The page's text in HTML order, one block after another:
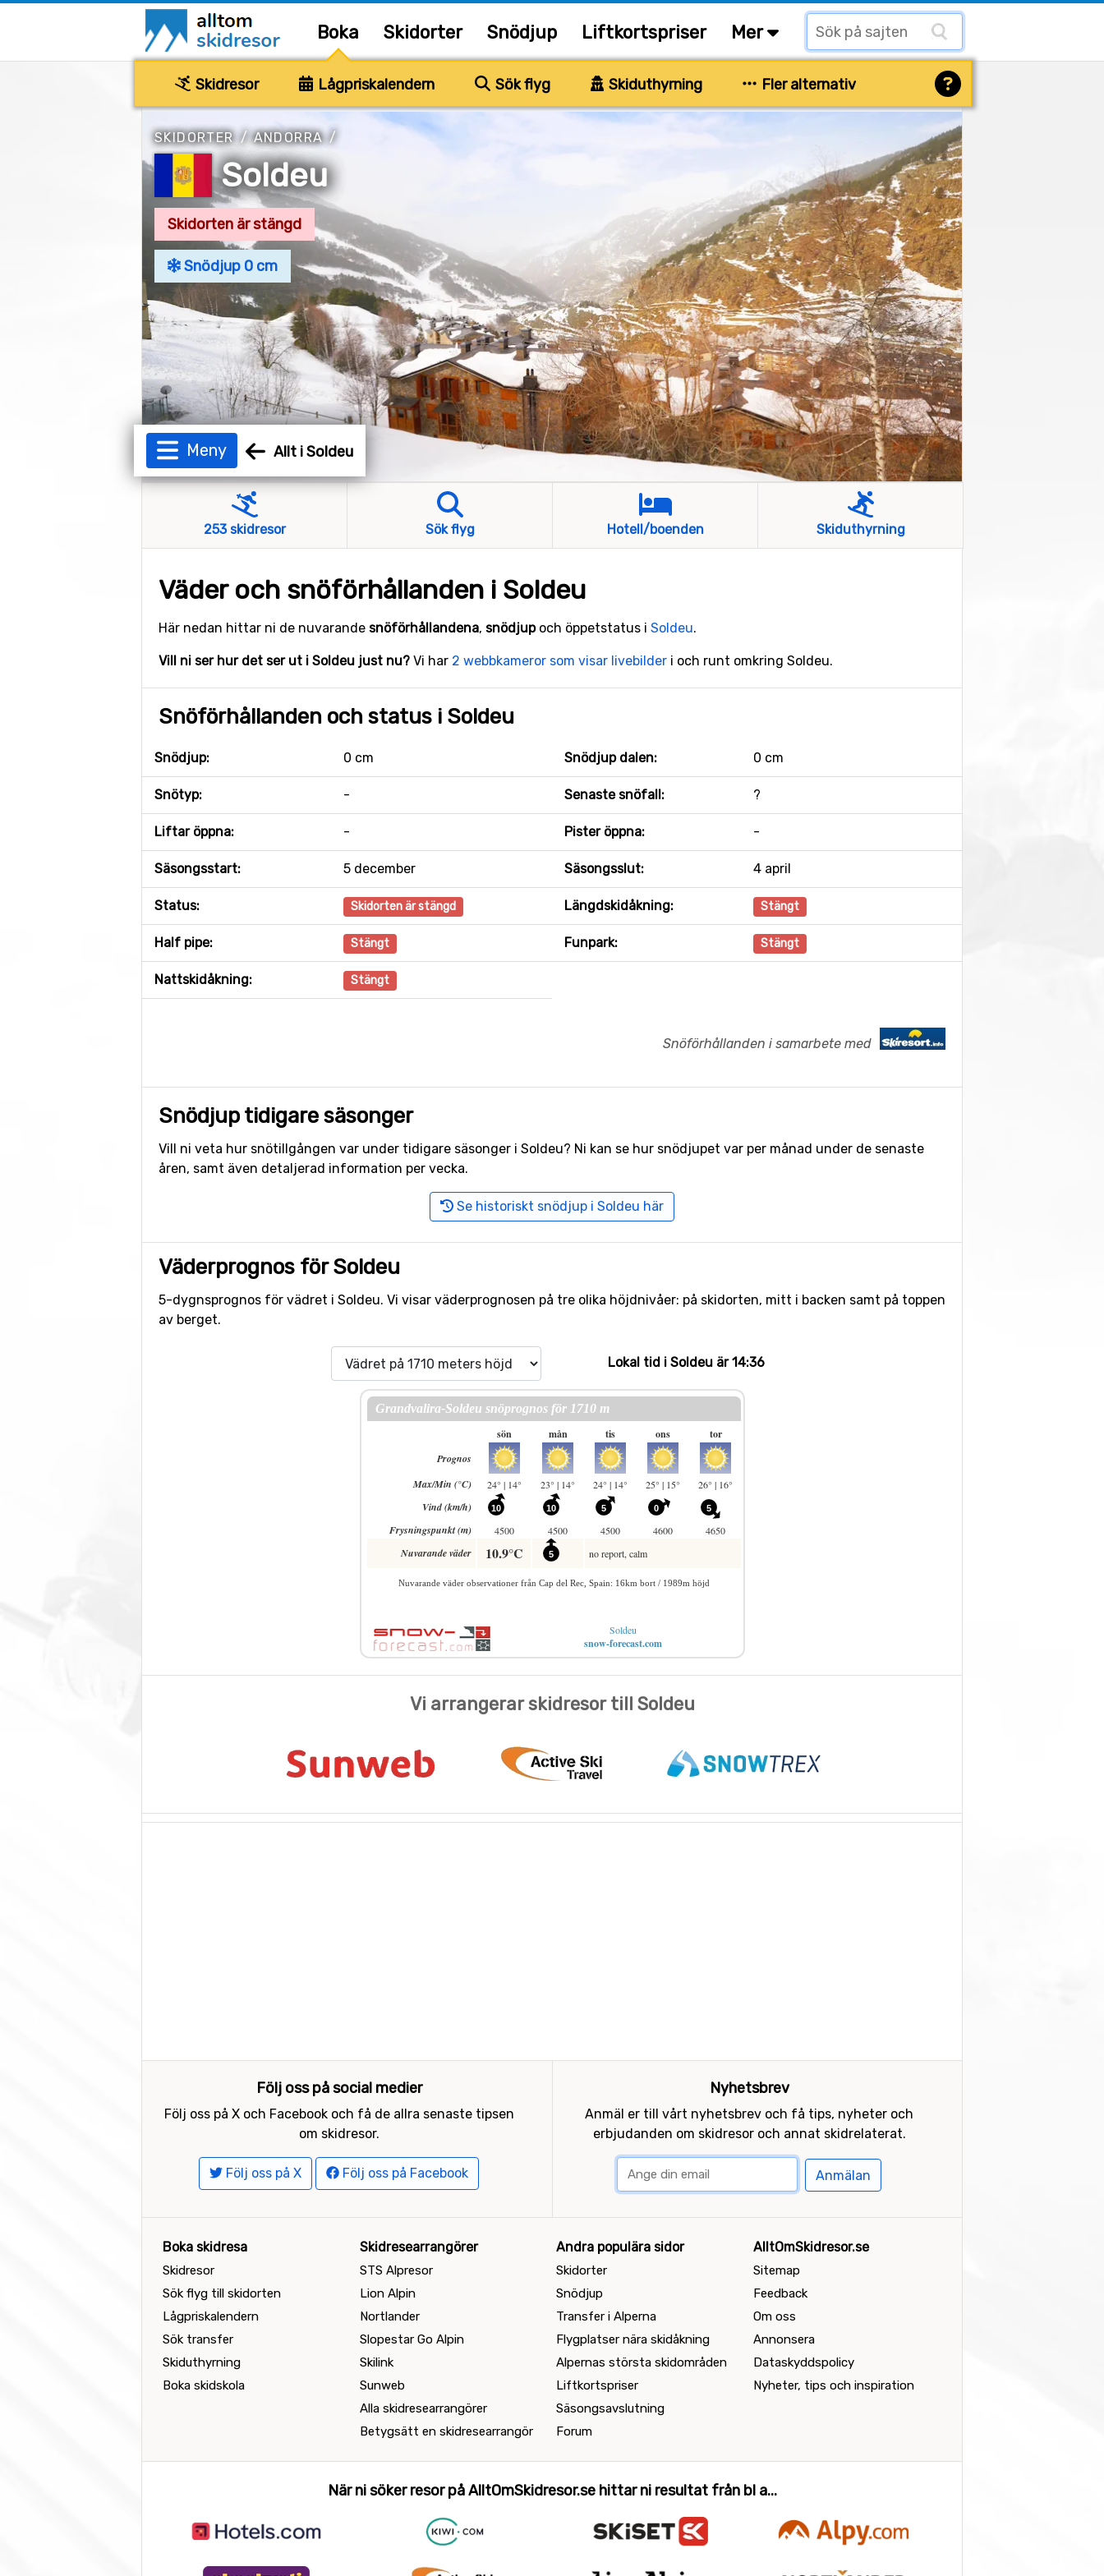
Boka Skidorter Snödjup Liftkortspriser Mer
Skidresor Lågpriskalendern Sök flyg Skiduthyrning Fler alternativ
SKIDORTER/ANDORRA/
Soldeu
Skidorten är stängd
Snödjup 0 cm
Meny Allt i Soldeu
253 skidresor Sök flyg Hotell/boenden Skiduthyrning
Väder och snöförhållanden i Soldeu
Här nedan hittar ni de nuvarande snöförhållandena, snödjupoch öppetstatus i Soldeu.
Vill ni ser hur det ser ut i Soldeu just nu? Vi har 2 webbkameror som visar livebilder i och runt omkring Soldeu.
Snöförhållanden och status i Soldeu
Snödjup: 0 cm Snödjup dalen: 0 cm
Snötyp: - Senaste snöfall: ?
Liftar öppna: - Pister öppna: -
Säsongsstart: 5 december Säsongsslut: 4 april
Status: Skidorten är stängd Längdskidåkning: Stängt
Half pipe: Stängt Funpark: Stängt
Nattskidåkning: Stängt
Snöförhållanden i samarbete med
Snödjup tidigare säsonger
Vill ni veta hur snötillgången var under tidigare säsonger i Soldeu? Ni kan se hur snödjupet var per månad under de senaste
åren, samt även detaljerad information per vecka.
Se historiskt snödjup i Soldeu här
Väderprognos för Soldeu
5-dygnsprognos för vädret i Soldeu. Vi visar väderprognosen på tre olika höjdnivåer: på skidorten, mitt i backen samt på toppen
av berget.
Lokal tid i Soldeu är 14:36
Soldeu
snow-forecast.com
Vi arrangerar skidresor till Soldeu
Följ oss på social medier
Följ oss på X och Facebook och få de allra senaste tipsen
om skidresor.
Följ oss på X Följ oss på Facebook
Nyhetsbrev
Anmäl er till vårt nyhetsbrev och få tips, nyheter och
erbjudanden om skidresor och annat skidrelaterat.
Anmälan
Boka skidresa
Skidresor
Sök flyg till skidorten
Lågpriskalendern
Sök transfer
Skiduthyrning
Boka skidskola
Skidresearrangörer
STS Alpresor
Lion Alpin
Nortlander
Slopestar Go Alpin
Skilink
Sunweb
Alla skidresearrangörer
Betygsätt en skidresearrangör
Andra populära sidor
Skidorter
Snödjup
Transfer i Alperna
Flygplatser nära skidåkning
Alpernas största skidområden
Liftkortspriser
Säsongsavslutning
Forum
AlltOmSkidresor.se
Sitemap
Feedback
Om oss
Annonsera
Dataskyddspolicy
Nyheter, tips och inspiration
När ni söker resor på AlltOmSkidresor.se hittar ni resultat från bl a...